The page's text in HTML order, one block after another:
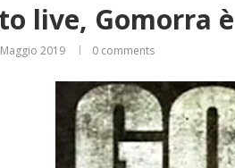
live, Gomorra
2019 0 comments